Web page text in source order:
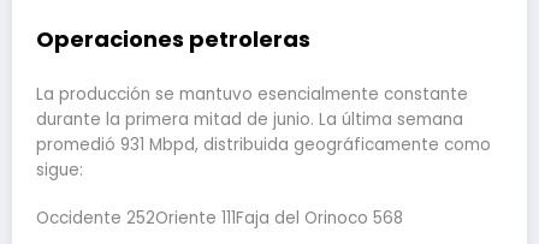
Operaciones petroleras
La producción se mantuvo esencialmente constante
durante la primera mitad de junio. La última semana
promedió 931 Mbpd, distribuida geográficamente como
sigue:
Occidente 252Oriente 111Faja del Orinoco 568